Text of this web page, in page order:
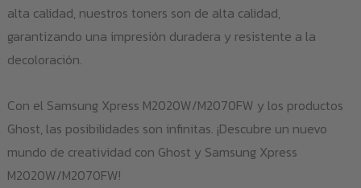
alta calidad, nuestros toners son de alta calidad,
garantizando una impresión duradera y resistente a la
decoloración.
Con el Samsung Xpress M2020W/M2070FW y los productos
Ghost, las posibilidades son infinitas. ¡Descubre un nuevo
mundo de creatividad con Ghost y Samsung Xpress
M2020W/M2070FW!